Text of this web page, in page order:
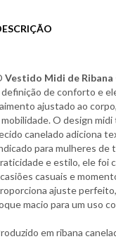
Vestido Midi de
definição de conforto e
ajustado ao
mobilidade. O design
canelado adiciona
para mulheres de
e estilo, ele foi
casuais e
ajuste
macio para um uso
em ribana